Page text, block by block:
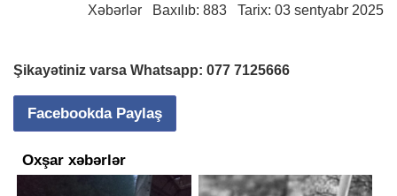
Xəbərlər Baxılıb: 883 Tarix: 03 sentyabr 2025
Şikayətiniz varsa Whatsapp: 077 7125666
Facebookda Paylaş
Oxşar xəbərlər